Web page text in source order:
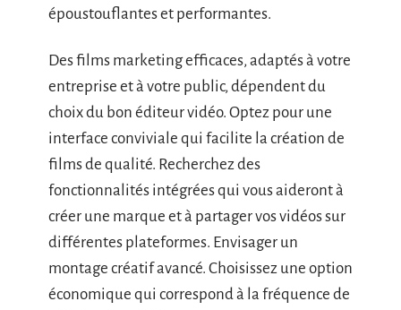
époustouflantes et performantes.
Des films marketing efficaces, adaptés à votre
entreprise et à votre public, dépendent du
choix du bon éditeur vidéo. Optez pour une
interface conviviale qui facilite la création de
films de qualité. Recherchez des
fonctionnalités intégrées qui vous aideront à
créer une marque et à partager vos vidéos sur
différentes plateformes. Envisager un
montage créatif avancé. Choisissez une option
économique qui correspond à la fréquence de